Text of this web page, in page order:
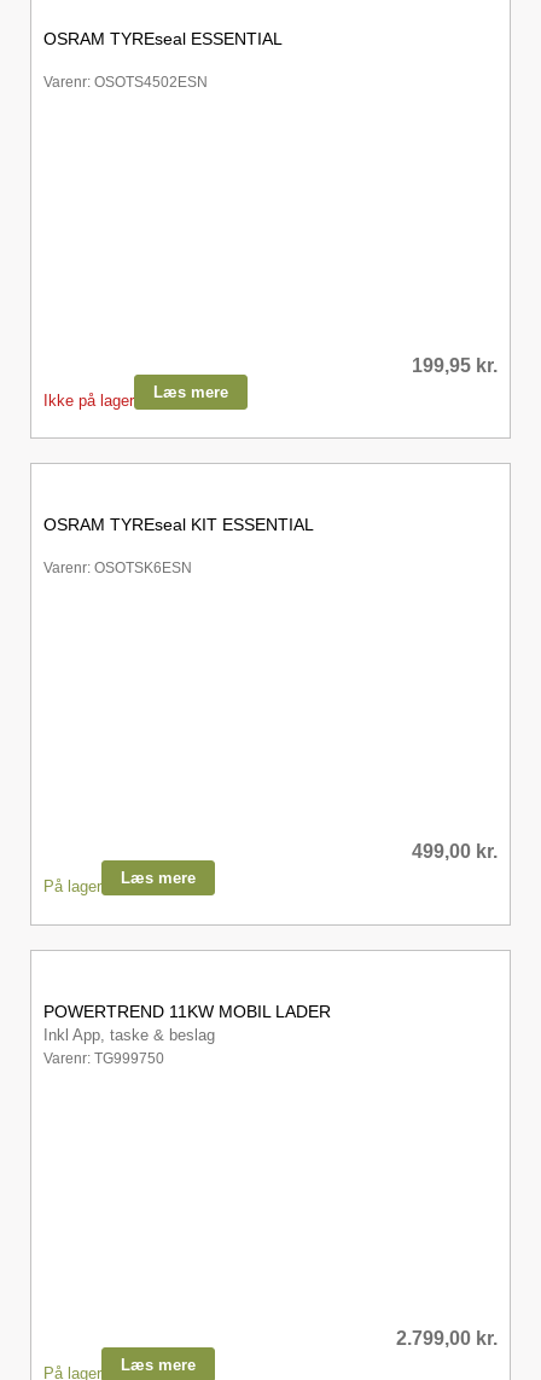
OSRAM TYREseal ESSENTIAL
Varenr: OSOTS4502ESN
199,95 kr.
Ikke på lager Læs mere
OSRAM TYREseal KIT ESSENTIAL
Varenr: OSOTSK6ESN
499,00 kr.
På lager Læs mere
POWERTREND 11KW MOBIL LADER
Inkl App, taske & beslag
Varenr: TG999750
2.799,00 kr.
På lager Læs mere